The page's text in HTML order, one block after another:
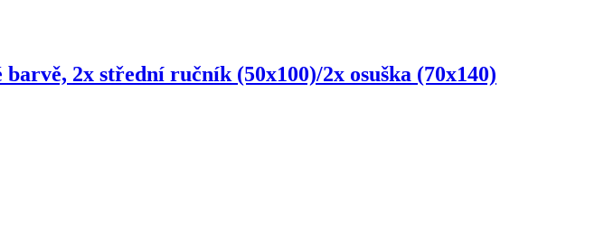
2x střední ručník (50x100)/2x osuška (70x140)